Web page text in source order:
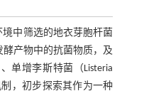
境中筛选的地衣芽胞杆菌
酵产物中的抗菌物质，及
单增李斯特菌（Listeria
制，初步探索其作为一种